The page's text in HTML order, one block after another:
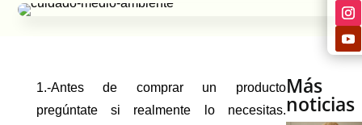
1.-Antes de comprar un producto
pregúntate si realmente lo necesitas.
Más
noticias